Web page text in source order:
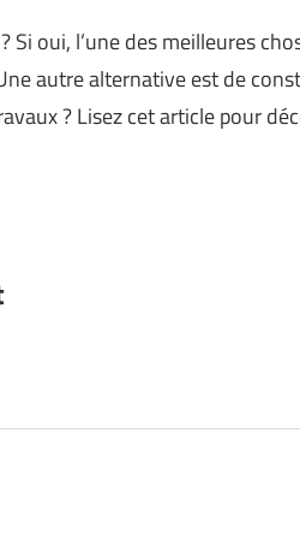
oui, l’une des meilleures
autre alternative est de
? Lisez cet article pour